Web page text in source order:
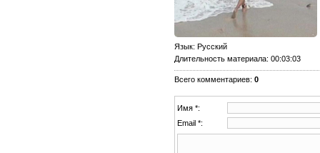
Язык: Русский
Длительность материала: 00:03:03
Всего комментариев: 0
Имя *:
Email *: